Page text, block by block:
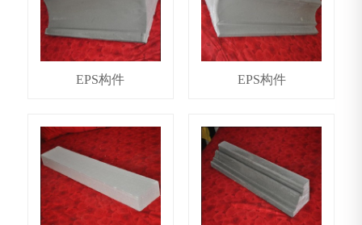
EPS构件 EPS构件